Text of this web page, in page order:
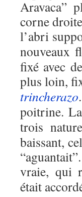
Aravaca”
corne
l’abri
nouveaux
fixé avec
plus loin,
trincherazo
poitrine. La
trois
baissant,
vraie, qui
était